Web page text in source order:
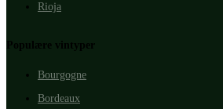
Rioja
Populære vintyper
Bourgogne
Bordeaux